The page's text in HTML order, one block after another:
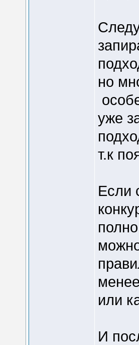
но
уже
т.к
Если
или
И